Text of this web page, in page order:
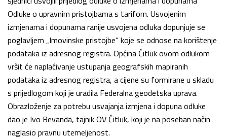
Odluke o upravnim pristojbama s tarifom. Usvojenim
izmjenama i dopunama ranije usvojena odluka dopunjuje se
poglavljem „Imovinske pristojbe“ koje se odnose na korištenje
podataka iz adresnog registra. Općina Čitluk ovom odlukom
vršit će naplaćivanje ustupanja geografskih mapiranih
podataka iz adresnog registra, a cijene su formirane u skladu
s prijedlogom koji je uradila Federalna geodetska uprava.
Obrazloženje za potrebu usvajanja izmjena i dopuna odluke
dao je Ivo Bevanda, tajnik OV Čitluk, koji je na poseban način
naglasio pravnu utemeljenost.